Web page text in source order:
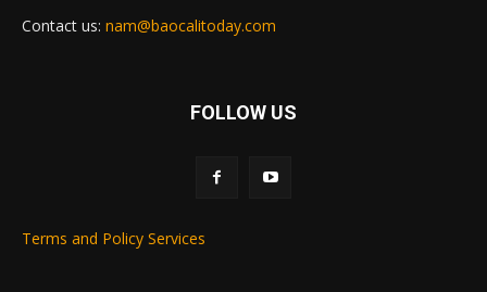
Contact us: nam@baocalitoday.com
FOLLOW US
Terms and Policy Services